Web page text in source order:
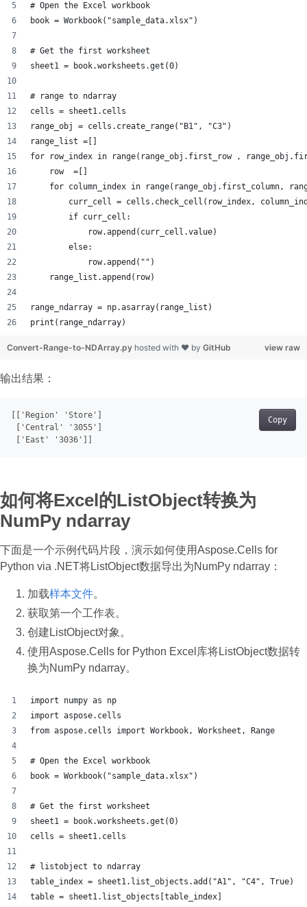
# Open the Excel workbook
book = Workbook("sample_data.xlsx")
# Get the first worksheet
sheet1 = book.worksheets.get(0)
# range to ndarray
cells = sheet1.cells
range_obj = cells.create_range("B1", "C3")
range_list =[]
for row_index in range(range_obj.first_row ,
    row  =[]
for column_index in range(range_obj.first_column,
curr_cell = cells.check_cell(row_index,
        if curr_cell:
            row.append(curr_cell.value)
        else:
            row.append("")
    range_list.append(row)
range_ndarray = np.asarray(range_list)
print(range_ndarray)
view raw
Convert-Range-to-NDArray.py hosted with ❤ by GitHub
输出结果：
Copy
'Region' 'Store'
'Central' '3055'
'East' '3036'
如何将Excel的ListObject转换为
NumPy ndarray
下面是一个示例代码片段，演示如何使用Aspose.Cells for
Python via .NET将ListObject数据导出为NumPy ndarray：
加载样本文件。
获取第一个工作表。
创建ListObject对象。
使用Aspose.Cells for Python Excel库将ListObject数据转
换为NumPy ndarray。
import numpy as np
import aspose.cells
from aspose.cells import Workbook, Worksheet, Range
# Open the Excel workbook
book = Workbook("sample_data.xlsx")
# Get the first worksheet
sheet1 = book.worksheets.get(0)
cells = sheet1.cells
# listobject to ndarray
table_index = sheet1.list_objects.add("A1", "C4", True)
table = sheet1.list_objects[table_index]